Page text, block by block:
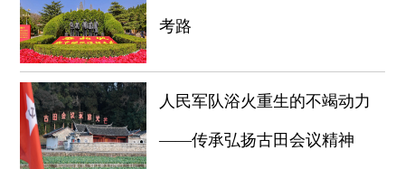
考路
人民军队浴火重生的不竭动力
——传承弘扬古田会议精神